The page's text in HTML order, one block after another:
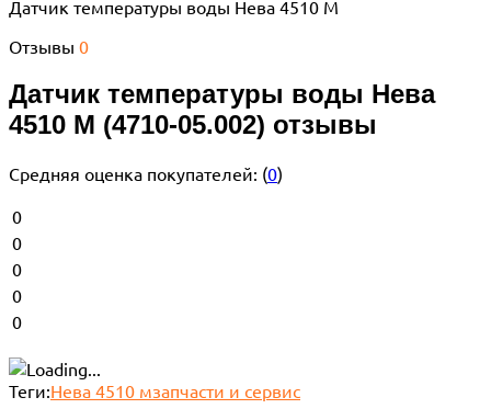
Датчик температуры воды Нева 4510 М
Отзывы 0
Датчик температуры воды Нева
4510 М (4710-05.002) отзывы
Средняя оценка покупателей: (0)
0
0
0
0
0
Теги:Нева 4510 мзапчасти и сервис